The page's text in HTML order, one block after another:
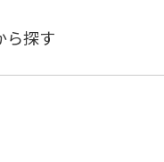
ら探す